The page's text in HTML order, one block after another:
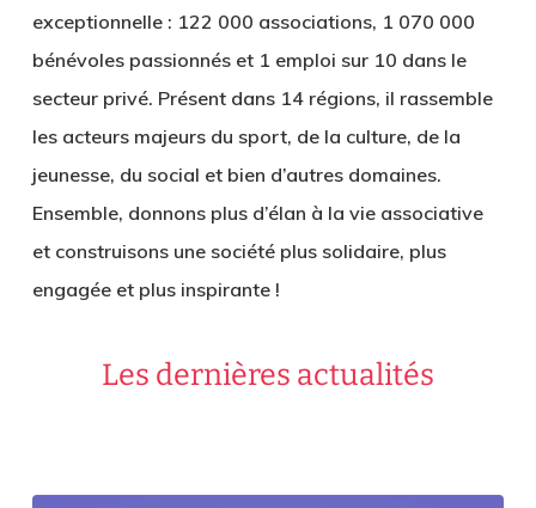
exceptionnelle : 122 000 associations, 1 070 000
bénévoles passionnéset 1 emploi sur 10 dans le
secteur privé. Présent dans 14 régions, il rassemble
les acteurs majeurs du sport, de la culture, de la
jeunesse, du social et bien d’autres domaines.
Ensemble, donnons plus d’élan à la vie associative
et construisons une société plus solidaire, plus
engagée et plus inspirante!
Les dernières actualités